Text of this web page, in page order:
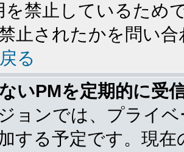
を禁止しているため
止されたかを問い
る
いPMを定期的に受
ョンでは、プライ
する予定です。現